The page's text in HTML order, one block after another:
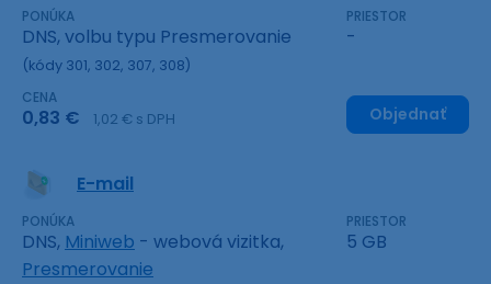
PONÚKA
DNS, volbu typu Presmerovanie
(kódy 301, 302, 307, 308)
PRIESTOR
-
CENA
0,83 € 1,02 € s DPH Objednať
E-mail
PONÚKA
DNS, Miniweb - webová vizitka,
Presmerovanie
PRIESTOR
5 GB